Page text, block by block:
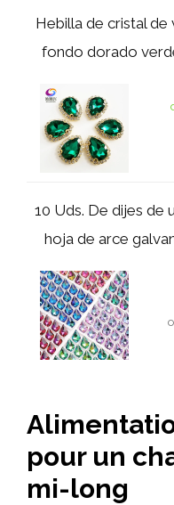
Hebilla de cristal
fondo dorado
10 Uds. De dijes de
hoja de arce
pour un
mi-long